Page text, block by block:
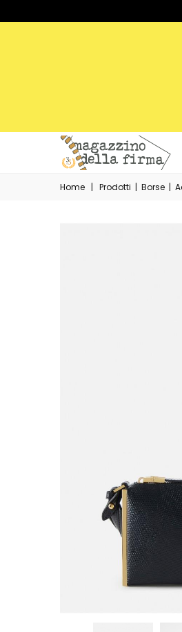
Home | Prodotti | Borse |